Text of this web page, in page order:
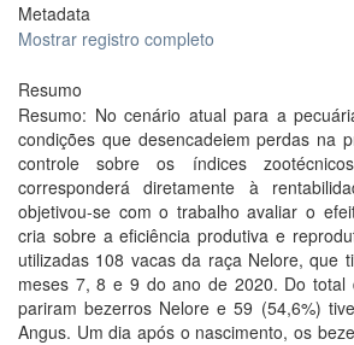
Metadata
Mostrar registro completo
Resumo
Resumo: No cenário atual para a
condições que desencadeiem perdas na
controle sobre os índices
corresponderá diretamente à
objetivou-se com o trabalho avaliar o
cria sobre a eficiência produtiva e
utilizadas 108 vacas da raça Nelore, que
meses 7, 8 e 9 do ano de 2020. Do total
pariram bezerros Nelore e 59 (54,6%)
Angus. Um dia após o nascimento, os